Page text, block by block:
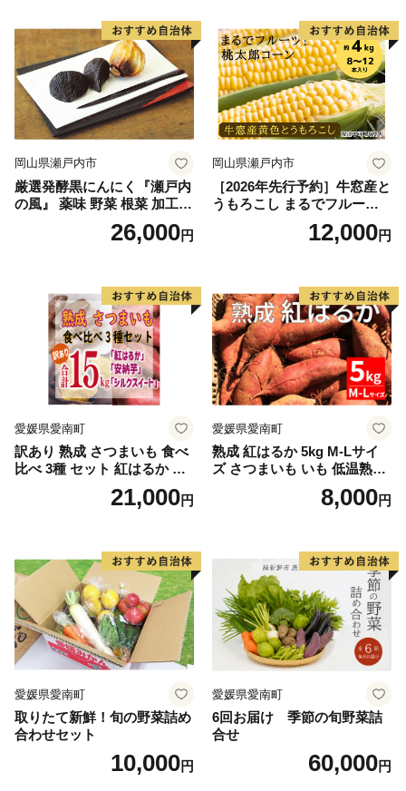
県 高鍋町産 産地直送 有機肥
料使用 高糖度 西森農園
県 高鍋町産 産地直送 有機肥
料使用 高糖度 西森農園
岡山県瀬戸内市
厳選発酵黒にんにく『瀬戸内
の風』 薬味 野菜 根菜 加工食
26,000円
岡山県瀬戸内市
［2026年先行予約］牛窓産と
うもろこし まるでフルー
ツ！最高糖度25度超え 生で
甘い、茹でて美味い！ 黄色
野菜
12,000円
愛媛県愛南町
訳あり 熟成 さつまいも 食べ
比べ 3種 セット 紅はるか 安
納芋 シルクスイート 合計 15
kg サイズ混合 サツマイモ 焼
芋 ほしいも スイートポテト
いも天 サイズミックス 甘い
ねっとり 生芋 新芋 あんのう
いも 甘藷 べにはるか スイー
ツ 国産 糖度 産地直送 農家直
送 数量限定 21000円 愛媛 愛
南 ミッチーのおみかん畑
21,000円
愛媛県愛南町
熟成 紅はるか 5kg M-Lサイ
ズ さつまいも いも 低温熟成
完全熟成収穫 甘い 糖度 焼き
芋 やきいも スイートポテト
8,000円
愛媛県愛南町
取りたて新鮮！旬の野菜詰め
合わせセット
10,000円
愛媛県愛南町
6回お届け 季節の旬野菜詰
合せ
60,000円